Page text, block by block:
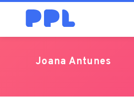
Joana Antunes